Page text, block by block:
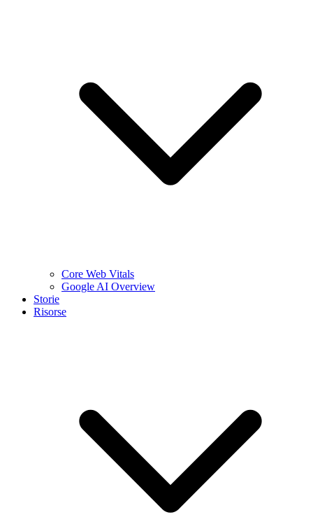
Core Web Vitals
Google AI Overview
Storie
Risorse